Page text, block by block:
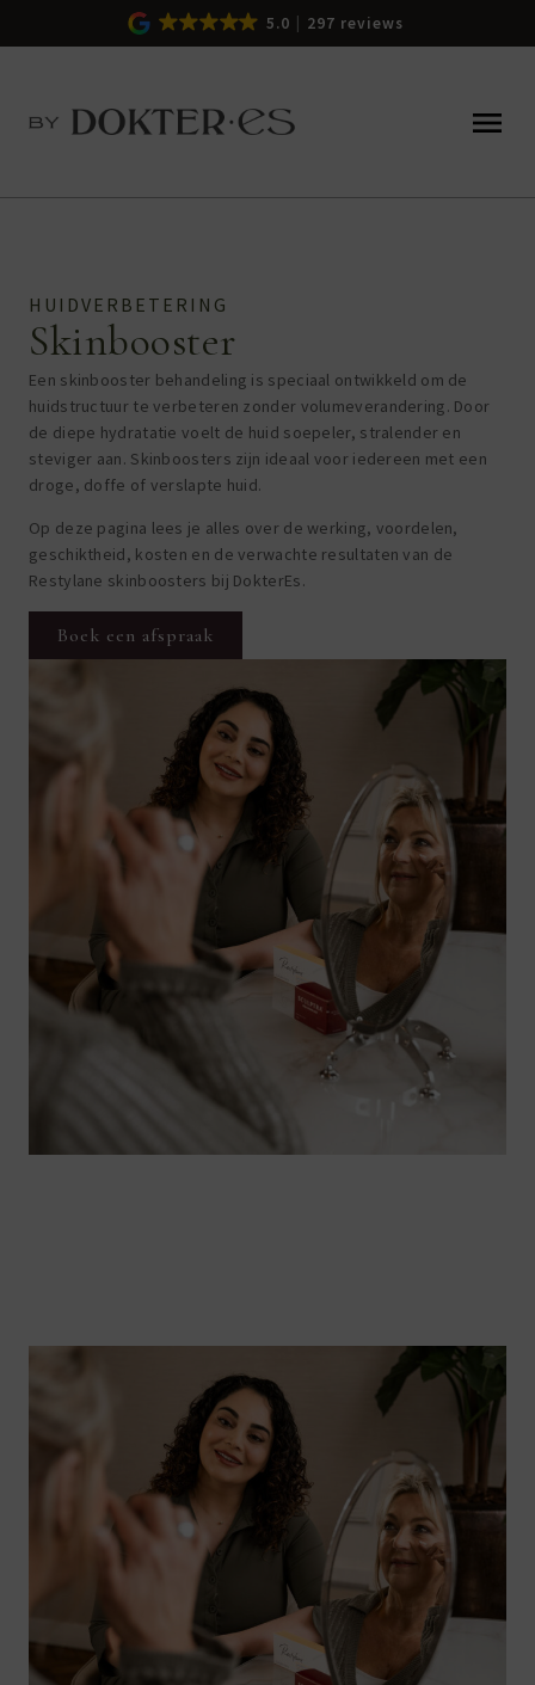
5.0 297 reviews
HUIDVERBETERING
Skinbooster
Een skinbooster behandeling is speciaal ontwikkeld om de
huidstructuur te verbeteren zonder volumeverandering. Door
de diepe hydratatie voelt de huid soepeler, stralender en
steviger aan. Skinboosters zijn ideaal voor iedereen met een
droge, doffe of verslapte huid.
Op deze pagina lees je alles over de werking, voordelen,
geschiktheid, kosten en de verwachte resultaten van de
Restylane skinboosters bij DokterEs.
Boek een afspraak